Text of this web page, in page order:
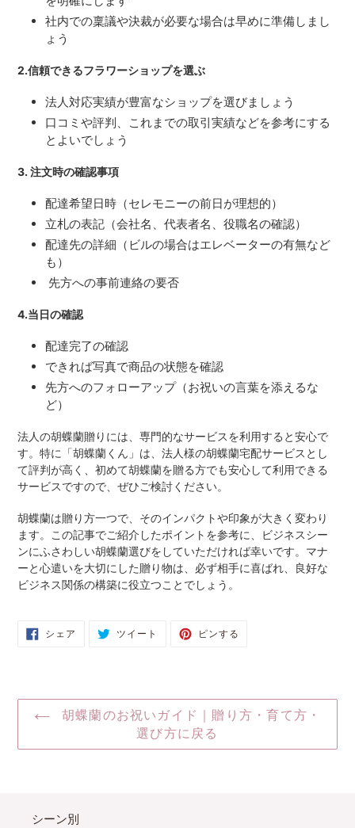
社内での稟議や決裁が必要な場合は早めに準備しまし
ょう
2.信頼できるフラワーショップを選ぶ
法人対応実績が豊富なショップを選びましょう
口コミや評判、これまでの取引実績などを参考にする
とよいでしょう
3. 注文時の確認事項
配達希望日時（セレモニーの前日が理想的）
立札の表記（会社名、代表者名、役職名の確認）
配達先の詳細（ビルの場合はエレベーターの有無など
も）
先方への事前連絡の要否
4.当日の確認
配達完了の確認
できれば写真で商品の状態を確認
先方へのフォローアップ（お祝いの言葉を添えるな
ど）
法人の胡蝶蘭贈りには、専門的なサービスを利用すると安心で
す。特に「胡蝶蘭くん」は、法人様の胡蝶蘭宅配サービスとし
て評判が高く、初めて胡蝶蘭を贈る方でも安心して利用できる
サービスですので、ぜひご検討ください。
胡蝶蘭は贈り方一つで、そのインパクトや印象が大きく変わり
ます。この記事でご紹介したポイントを参考に、ビジネスシー
ンにふさわしい胡蝶蘭選びをしていただければ幸いです。マナ
ーと心遣いを大切にした贈り物は、必ず相手に喜ばれ、良好な
ビジネス関係の構築に役立つことでしょう。
シェア FACEBOOKツイート
TWITTERピンする
胡蝶蘭のお祝いガイド｜贈り方・育て方・
選び方に戻る
シーン別